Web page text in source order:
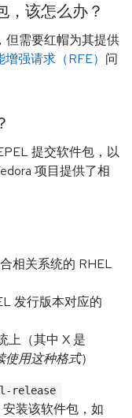
，该怎么办？
但需要红帽为其提供
增强请求（RFE） 问
提交软件包，以
项目提供了相
相关系统的 RHEL
发行版本对应的
上（其中 X 是
使用这种格式）
release
装该软件包，如